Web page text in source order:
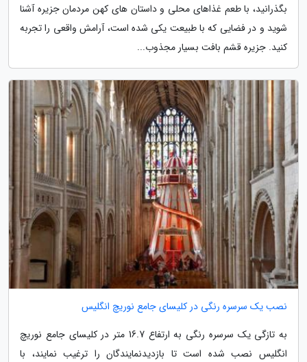
بگذرانید، با طعم غذاهای محلی و داستان های کهن مردمان جزیره آشنا
شوید و در فضایی که با طبیعت یکی شده است، آرامش واقعی را تجربه
کنید. جزیره قشم بافت بسیار مجذوب...
نصب یک سرسره رنگی در کلیسای جامع نوریچ انگلیس
به تازگی یک سرسره رنگی به ارتفاع 16.7 متر در کلیسای جامع نوریچ
انگلیس نصب شده است تا بازدیدنمایندگان را ترغیب نمایند، با